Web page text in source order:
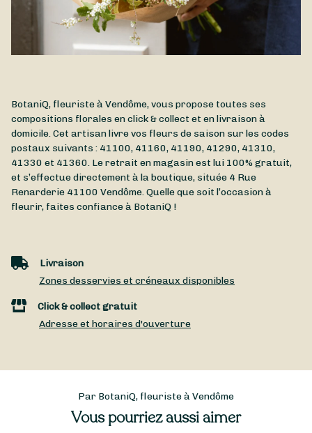
BotaniQ, fleuriste à Vendôme, vous propose toutes ses
compositions florales en click & collect et en livraison à
domicile. Cet artisan livre vos fleurs de saison sur les codes
postaux suivants : 41100, 41160, 41190, 41290, 41310,
41330 et 41360. Le retrait en magasin est lui 100% gratuit,
et s’effectue directement à la boutique, située 4 Rue
Renarderie 41100 Vendôme. Quelle que soit l’occasion à
fleurir, faites confiance à BotaniQ !
Livraison
Zones desservies et créneaux disponibles
Click & collect gratuit
Adresse et horaires d'ouverture
Par BotaniQ, fleuriste à Vendôme
Vous pourriez aussi aimer